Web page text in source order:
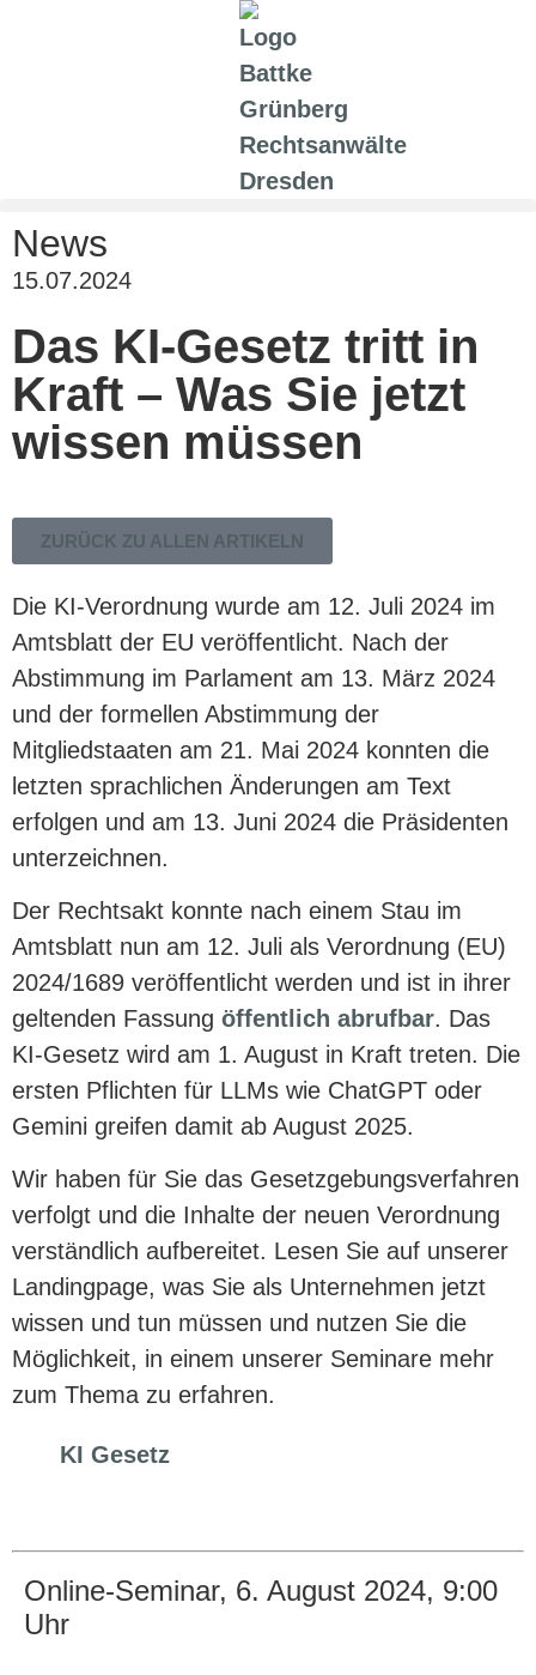
News
15.07.2024
Das KI-Gesetz tritt in
Kraft – Was Sie jetzt
wissen müssen
ZURÜCK ZU ALLEN ARTIKELN
Die KI-Verordnung wurde am 12. Juli 2024 im
Amtsblatt der EU veröffentlicht. Nach der
Abstimmung im Parlament am 13. März 2024
und der formellen Abstimmung der
Mitgliedstaaten am 21. Mai 2024 konnten die
letzten sprachlichen Änderungen am Text
erfolgen und am 13. Juni 2024 die Präsidenten
unterzeichnen.
Der Rechtsakt konnte nach einem Stau im
Amtsblatt nun am 12. Juli als Verordnung (EU)
2024/1689 veröffentlicht werden und ist in ihrer
geltenden Fassung öffentlich abrufbar. Das
KI-Gesetz wird am 1. August in Kraft treten. Die
ersten Pflichten für LLMs wie ChatGPT oder
Gemini greifen damit ab August 2025.
Wir haben für Sie das Gesetzgebungsverfahren
verfolgt und die Inhalte der neuen Verordnung
verständlich aufbereitet. Lesen Sie auf unserer
Landingpage, was Sie als Unternehmen jetzt
wissen und tun müssen und nutzen Sie die
Möglichkeit, in einem unserer Seminare mehr
zum Thema zu erfahren.
KI Gesetz
Online-Seminar, 6. August 2024, 9:00
Uhr